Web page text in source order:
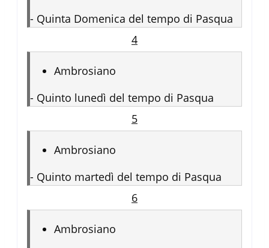
- Quinta Domenica del tempo di Pasqua
4
Ambrosiano
- Quinto lunedì del tempo di Pasqua
5
Ambrosiano
- Quinto martedì del tempo di Pasqua
6
Ambrosiano